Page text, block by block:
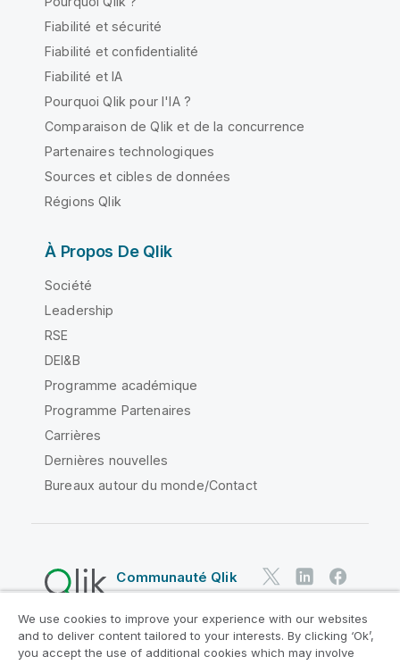
Fiabilité et sécurité
Fiabilité et confidentialité
Fiabilité et IA
Pourquoi Qlik pour l'IA ?
Comparaison de Qlik et de la concurrence
Partenaires technologiques
Sources et cibles de données
Régions Qlik
À Propos De Qlik
Société
Leadership
RSE
DEI&B
Programme académique
Programme Partenaires
Carrières
Dernières nouvelles
Bureaux autour du monde/Contact
Communauté Qlik
Contrats juridiques
Conditions d'utilisation des produits
We use cookies to improve your experience with our websites
and to deliver content tailored to your interests. By clicking ‘Ok’,
you accept the use of additional cookies which may involve